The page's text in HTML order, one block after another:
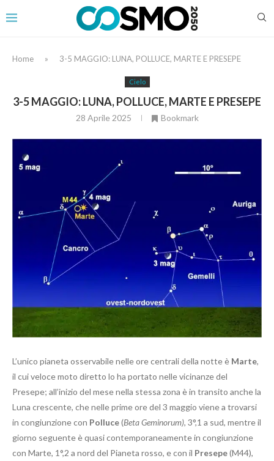
Home » 3-5 MAGGIO: LUNA, POLLUCE, MARTE E PRESEPE
Cielo
3-5 MAGGIO: LUNA, POLLUCE, MARTE E PRESEPE
28 Aprile 2025 Bookmark
L’unico pianeta osservabile nelle ore centrali della notte è Marte,
il cui veloce moto diretto lo ha portato nelle vicinanze del
Presepe; all’inizio del mese nella stessa zona è in transito anche la
Luna crescente, che nelle prime ore del 3 maggio viene a trovarsi
in congiunzione con Polluce(Beta Geminorum), 3°,1 a sud, mentre il
giorno seguente è quasi contemporaneamente in congiunzione
con Marte, 1°,2 a nord del Pianeta rosso, e con il Presepe(M44),